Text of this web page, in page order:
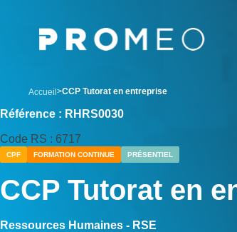
Accueil CCP Tutorat en entreprise
Référence : RHRS0030
Code RS : 6717
CPF FORMATION CONTINUE PRÉSENTIEL
CCP Tutorat en
Ressources Humaines - RSE